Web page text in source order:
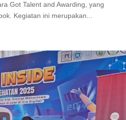
Got Talent and Awarding, yang
Kegiatan ini merupakan...